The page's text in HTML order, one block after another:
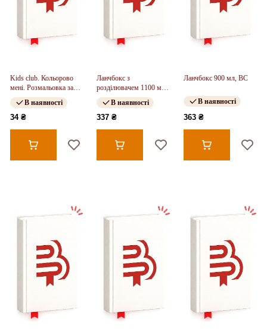
Kids club. Кольорово
мені. Розмальовка за
цифрами (укр)
В наявності
34 ₴
Ланчбокс з
розділювачем 1100 мл,
синій
В наявності
337 ₴
Ланчбокс 900 мл, BC
В наявності
363 ₴